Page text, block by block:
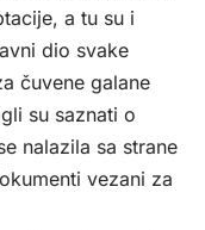
a tu su i
dio svake
čuvene galane
su saznati o
nalazila sa strane
vezani za